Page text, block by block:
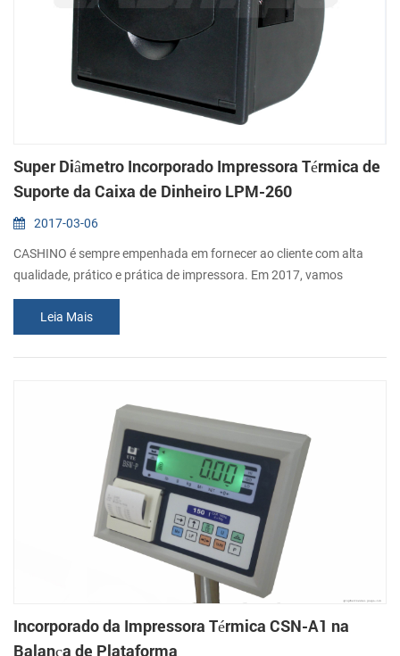
Super Diâmetro Incorporado Impressora Térmica de
Suporte da Caixa de Dinheiro LPM-260
2017-03-06
CASHINO é sempre empenhada em fornecer ao cliente com alta
qualidade, prático e prática de impressora. Em 2017, vamos
continuou com o lançamento de diversas impressoras, por favor,
preste atenção para nós. No Março, lançamos este ano o primeiro
incorporados impressora térmica LPM-260. Não só combina as
vantagens as vantagens incorporadas impressora térmica antes,
Leia Mais
Incorporado da Impressora Térmica CSN-A1 na
Balança de Plataforma